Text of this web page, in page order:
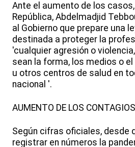
Ante el aumento de los
República, Abdelmadjid
al Gobierno que prepare una
destinada a proteger la
'cualquier agresión o
sean la forma, los medios o el
u otros centros de salud en
nacional '.
AUMENTO DE LOS CONTAGIOS
Según cifras oficiales, desde
registrar en números la